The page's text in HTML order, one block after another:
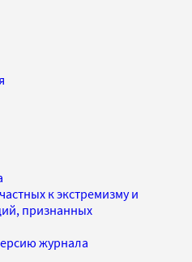
к экстремизму и
признанных
журнала